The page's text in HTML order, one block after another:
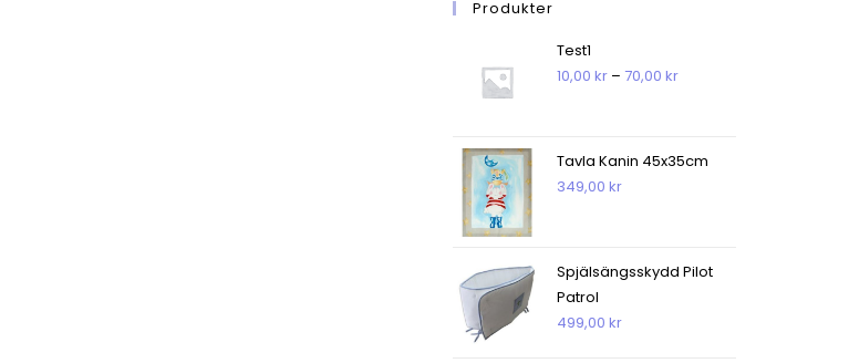
Produkter
Test1
10,00 kr – 70,00 krPrisintervall:
70,00 kr
Tavla Kanin 45x35cm
349,00 kr
Spjälsängsskydd Pilot
Patrol
499,00 kr